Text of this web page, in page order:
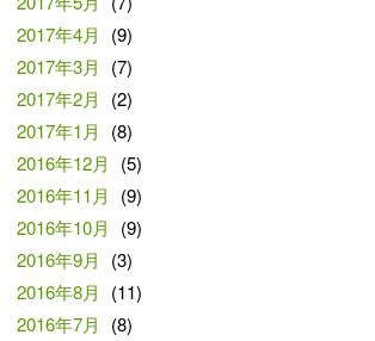
2017年4月
(9)
2017年3月
(7)
2017年2月
(2)
2017年1月
(8)
2016年12月
(5)
2016年11月
(9)
2016年10月
(9)
2016年9月
(3)
2016年8月
(11)
2016年7月
(8)